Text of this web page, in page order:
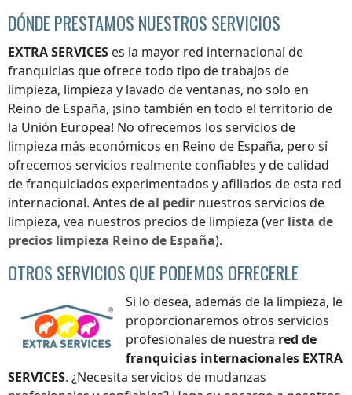
DÓNDE PRESTAMOS NUESTROS SERVICIOS
EXTRA SERVICES es la mayor red internacional de
franquicias que ofrece todo tipo de trabajos de
limpieza, limpieza y lavado de ventanas, no solo en
Reino de España, ¡sino también en todo el territorio de
la Unión Europea! No ofrecemos los servicios de
limpieza más económicos en Reino de España, pero sí
ofrecemos servicios realmente confiables y de calidad
de franquiciados experimentados y afiliados de esta red
internacional. Antes deal pedir nuestros servicios de
limpieza, vea nuestros precios de limpieza (ver lista de
precios limpieza Reino de España).
OTROS SERVICIOS QUE PODEMOS OFRECERLE
Si lo desea, además de la limpieza, le
proporcionaremos otros servicios
profesionales de nuestra red de
franquicias internacionales EXTRA
SERVICES. ¿Necesita servicios de mudanzas